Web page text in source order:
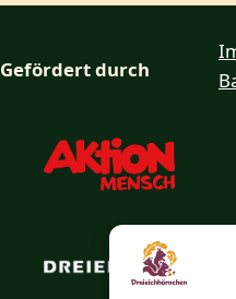
Gefördert durch